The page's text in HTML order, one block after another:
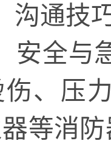
通技
全与急
、压
等消